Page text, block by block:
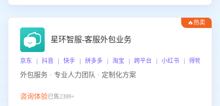
🔥热卖
星环智服-客服外包业务
京东 | 抖音 | 快手 | 拼多多 | 淘宝 | 跨平台 | 小红书 | 得物 | 企
外包服务 · 专业人力团队 · 定制化方案
咨询体验已售2399+